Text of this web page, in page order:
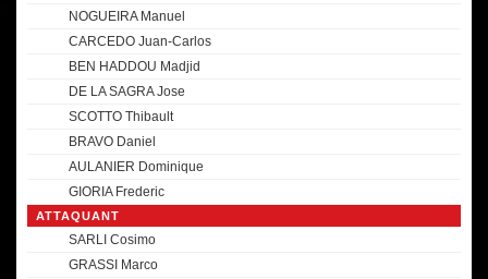
NOGUEIRA Manuel
CARCEDO Juan-Carlos
BEN HADDOU Madjid
DE LA SAGRA Jose
SCOTTO Thibault
BRAVO Daniel
AULANIER Dominique
GIORIA Frederic
ATTAQUANT
SARLI Cosimo
GRASSI Marco